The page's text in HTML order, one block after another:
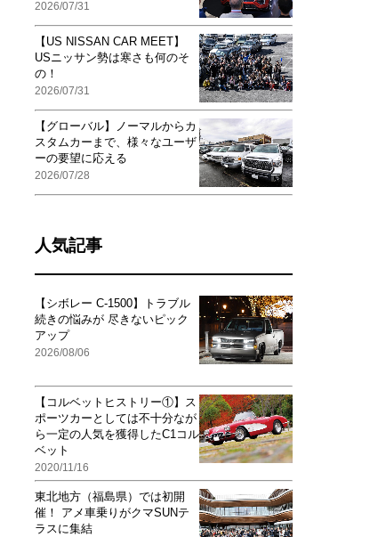
2026/07/31
【US NISSAN CAR MEET】
USニッサン勢は寒さも何のそ
の！
2026/07/31
【グローバル】ノーマルからカ
スタムカーまで、様々なユーザ
ーの要望に応える
2026/07/28
人気記事
【シボレー C-1500】トラブル
続きの悩みが 尽きないピック
アップ
2026/08/06
【コルベットヒストリー①】ス
ポーツカーとしては不十分なが
ら一定の人気を獲得したC1コル
ベット
2020/11/16
東北地方（福島県）では初開
催！ アメ車乗りがクマSUNテ
ラスに集結